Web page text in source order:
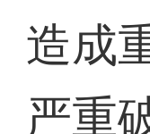
造成
严重